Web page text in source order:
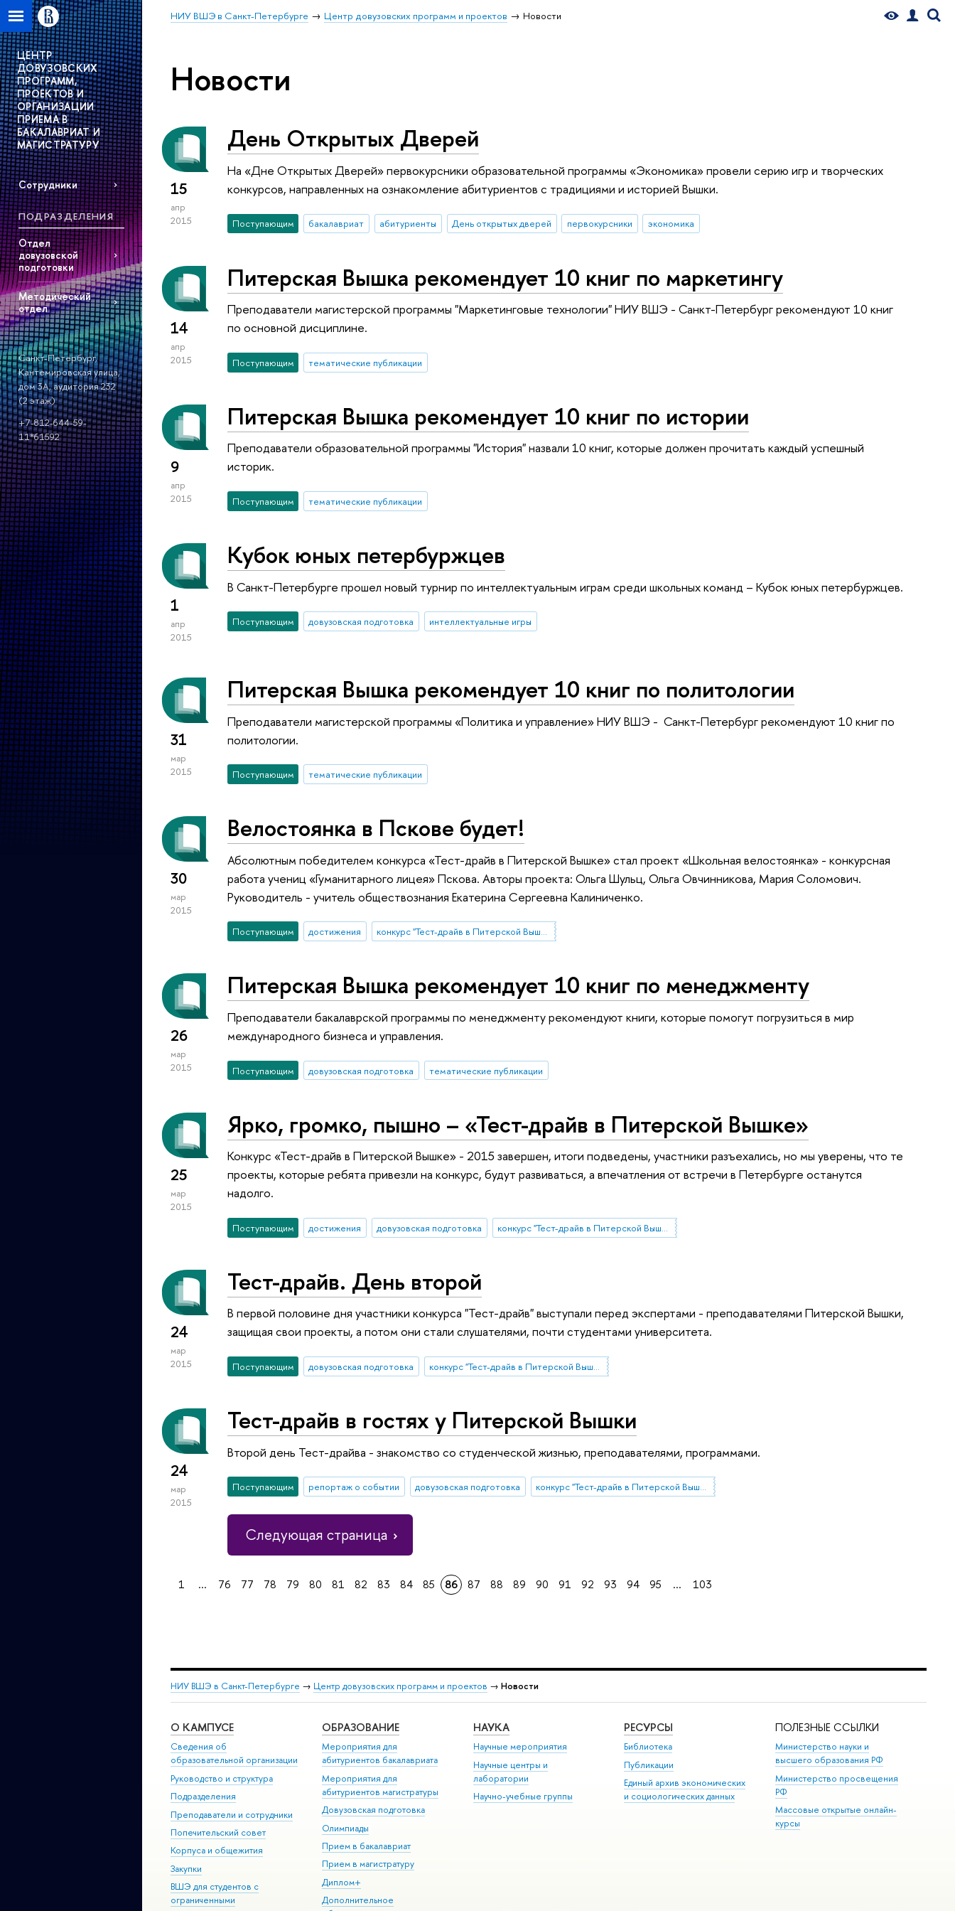
НИУ ВШЭ в Санкт-Петербурге Центр довузовских программ и проектов Новости
ЦЕНТР
ДОВУЗОВСКИХ
ПРОГРАММ,
ПРОЕКТОВ И
ОРГАНИЗАЦИИ
ПРИЕМА В
БАКАЛАВРИАТ И
МАГИСТРАТУРУ
Сотрудники
ПОДРАЗДЕЛЕНИЯ
Отдел
довузовской
подготовки
Методический
отдел
Санкт-Петербург,
Кантемировская улица,
дом 3А, аудитория 232
(2 этаж)
+7-812-644-59-
11*61592
Новости
15
апр
2015
День Открытых Дверей
На «Дне Открытых Дверей» первокурсники образовательной программы «Экономика» провели серию игр и творческих
конкурсов, направленных на ознакомление абитуриентов с традициями и историей Вышки.
Поступающим бакалавриат абитуриенты День открытых дверей первокурсники экономика
14
апр
2015
Питерская Вышка рекомендует 10 книг по маркетингу
Преподаватели магистерской программы "Маркетинговые технологии" НИУ ВШЭ - Санкт-Петербург рекомендуют 10 книг
по основной дисциплине.
Поступающим тематические публикации
9
апр
2015
Питерская Вышка рекомендует 10 книг по истории
Преподаватели образовательной программы "История" назвали 10 книг, которые должен прочитать каждый успешный
историк.
Поступающим тематические публикации
1
апр
2015
Кубок юных петербуржцев
В Санкт-Петербурге прошел новый турнир по интеллектуальным играм среди школьных команд – Кубок юных петербуржцев.
Поступающим довузовская подготовка интеллектуальные игры
31
мар
2015
Питерская Вышка рекомендует 10 книг по политологии
Преподаватели магистерской программы «Политика и управление» НИУ ВШЭ - Санкт-Петербург рекомендуют 10 книг по
политологии.
Поступающим тематические публикации
30
мар
2015
Велостоянка в Пскове будет!
Абсолютным победителем конкурса «Тест-драйв в Питерской Вышке» стал проект «Школьная велостоянка» - конкурсная
работа учениц «Гуманитарного лицея» Пскова. Авторы проекта: Ольга Шульц, Ольга Овчинникова, Мария Соломович.
Руководитель - учитель обществознания Екатерина Сергеевна Калиниченко.
Поступающим достижения конкурс "Тест-драйв в Питерской Вышке"
26
мар
2015
Питерская Вышка рекомендует 10 книг по менеджменту
Преподаватели бакалаврской программы по менеджменту рекомендуют книги, которые помогут погрузиться в мир
международного бизнеса и управления.
Поступающим довузовская подготовка тематические публикации
25
мар
2015
Ярко, громко, пышно – «Тест-драйв в Питерской Вышке»
Конкурс «Тест-драйв в Питерской Вышке» - 2015 завершен, итоги подведены, участники разъехались, но мы уверены, что те
проекты, которые ребята привезли на конкурс, будут развиваться, а впечатления от встречи в Петербурге останутся
надолго.
Поступающим достижения довузовская подготовка конкурс "Тест-драйв в Питерской Вышке"
24
мар
2015
Тест-драйв. День второй
В первой половине дня участники конкурса "Тест-драйв" выступали перед экспертами - преподавателями Питерской Вышки,
защищая свои проекты, а потом они стали слушателями, почти студентами университета.
Поступающим довузовская подготовка конкурс "Тест-драйв в Питерской Вышке"
24
мар
2015
Тест-драйв в гостях у Питерской Вышки
Второй день Тест-драйва - знакомство со студенческой жизнью, преподавателями, программами.
Поступающим репортаж о событии довузовская подготовка конкурс "Тест-драйв в Питерской Вышке"
Следующая страница
1 ... 76 77 78 79 80 81 82 83 84 85 86 87 88 89 90 91 92 93 94 95 ... 103
НИУ ВШЭ в Санкт-Петербурге → Центр довузовских программ и проектов → Новости
О КАМПУСЕ
Сведения об
образовательной организации
Руководство и структура
Подразделения
Преподаватели и сотрудники
Попечительский совет
Корпуса и общежития
Закупки
ВШЭ для студентов с
ограниченными
ОБРАЗОВАНИЕ
Мероприятия для
абитуриентов бакалавриата
Мероприятия для
абитуриентов магистратуры
Довузовская подготовка
Олимпиады
Прием в бакалавриат
Прием в магистратуру
Диплом+
Дополнительное
НАУКА
Научные мероприятия
Научные центры и
лаборатории
Научно-учебные группы
РЕСУРСЫ
Библиотека
Публикации
Единый архив экономических
и социологических данных
ПОЛЕЗНЫЕ ССЫЛКИ
Министерство науки и
высшего образования РФ
Министерство просвещения
РФ
Массовые открытые онлайн-
курсы